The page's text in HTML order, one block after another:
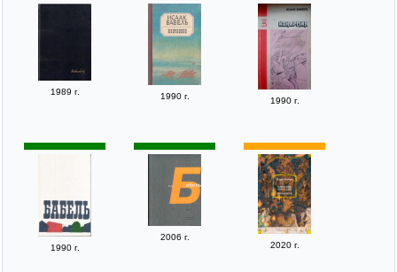
1989 г. 1990 г. 1990 г.
1990 г.
2006 г.
2020 г.